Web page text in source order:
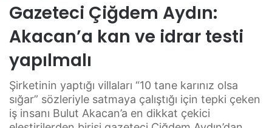
Gazeteci Çiğdem Aydın:
Akacan’a kan ve idrar testi
yapılmalı
Şirketinin yaptığı villaları “10 tane karınız olsa
sığar” sözleriyle satmaya çalıştığı için tepki çeken
iş insanı Bulut Akacan’a en dikkat çekici